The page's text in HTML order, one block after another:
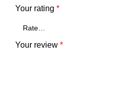
Your rating *
Your review *